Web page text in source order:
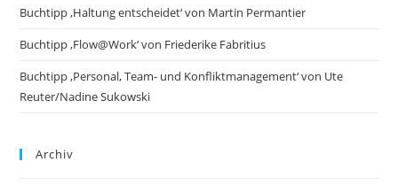
Buchtipp ‚Haltung entscheidet‘ von Martin Permantier
Buchtipp ‚Flow@Work‘ von Friederike Fabritius
Buchtipp ‚Personal, Team- und Konfliktmanagement‘ von Ute
Reuter/Nadine Sukowski
Archiv